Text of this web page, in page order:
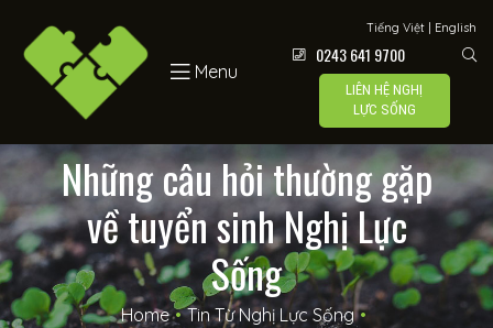
Menu
Tiếng Việt| English
0243 641 9700
LIÊN HỆ NGHỊ
LỰC SỐNG
Những câu hỏi thường gặp
về tuyển sinh Nghị Lực
Sống
Home • Tin Từ Nghị Lực Sống •
Sống